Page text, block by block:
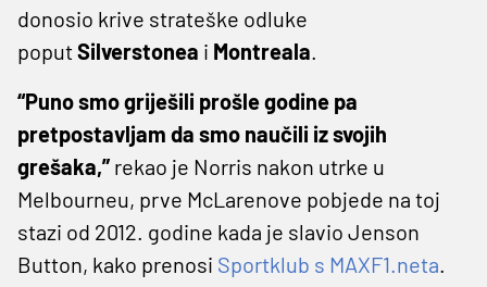
donosio krive strateške odluke
poputSilverstonea i Montreala.
“Puno smo griješili prošle godine pa
pretpostavljam da smo naučili iz svojih
grešaka,” rekao je Norris nakon utrke u
Melbourneu, prve McLarenove pobjede na toj
stazi od 2012. godine kada je slavio Jenson
Button, kako prenosi Sportklub s MAXF1.neta.